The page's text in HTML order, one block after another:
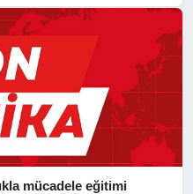
mücadele eğitimi